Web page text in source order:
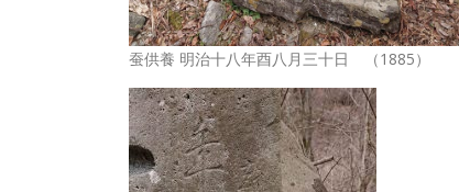
蚕供養 明治十八年酉八月三十日 （1885）